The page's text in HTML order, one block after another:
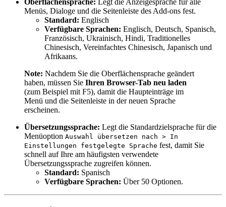
Oberflächensprache: Legt die Anzeigesprache für alle
Menüs, Dialoge und die Seitenleiste des Add-ons fest.
Standard: Englisch
Verfügbare Sprachen: Englisch, Deutsch, Spanisch,
Französisch, Ukrainisch, Hindi, Traditionelles
Chinesisch, Vereinfachtes Chinesisch, Japanisch und
Afrikaans.
Note: Nachdem Sie die Oberflächensprache geändert
haben, müssen Sie Ihren Browser-Tab neu laden
(zum Beispiel mit F5), damit die Haupteinträge im
Menü und die Seitenleiste in der neuen Sprache
erscheinen.
Übersetzungssprache: Legt die Standardzielsprache für die
Menüoption Auswahl übersetzen nach > In
Einstellungen festgelegte Sprache fest, damit Sie
schnell auf Ihre am häufigsten verwendete
Übersetzungssprache zugreifen können.
Standard: Spanisch
Verfügbare Sprachen: Über 50 Optionen.